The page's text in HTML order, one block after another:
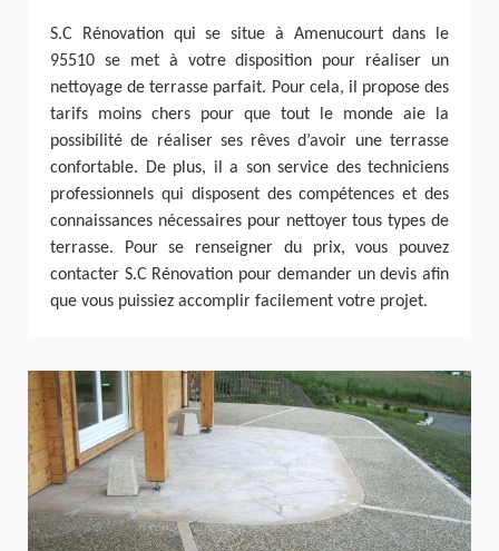
S.C Rénovation qui se situe à Amenucourt dans le
95510 se met à votre disposition pour réaliser un
nettoyage de terrasse parfait. Pour cela, il propose des
tarifs moins chers pour que tout le monde aie la
possibilité de réaliser ses rêves d’avoir une terrasse
confortable. De plus, il a son service des techniciens
professionnels qui disposent des compétences et des
connaissances nécessaires pour nettoyer tous types de
terrasse. Pour se renseigner du prix, vous pouvez
contacter S.C Rénovation pour demander un devis afin
que vous puissiez accomplir facilement votre projet.